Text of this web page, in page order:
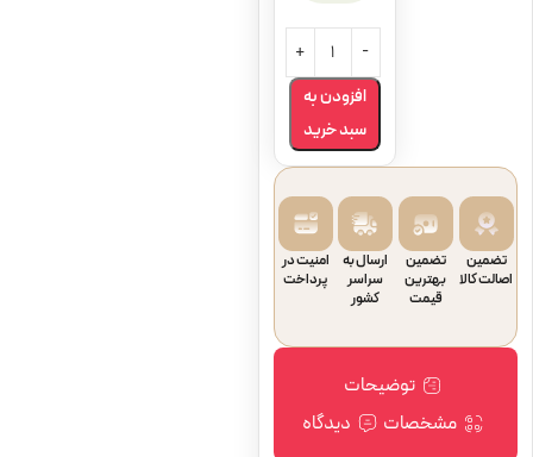
افزودن به
سبد خرید
تضمین
اصالت کالا
تضمین
بهترین
قیمت
ارسال به
سراسر
کشور
امنیت در
پرداخت
توضیحات
مشخصات
دیدگاه